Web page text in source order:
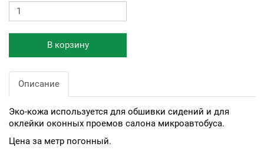
В корзину
Описание
Эко-кожа используется для обшивки сидений и для
оклейки оконных проемов салона микроавтобуса.
Цена за метр погонный.